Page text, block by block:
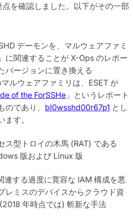
を確認しました。以下がその一部
デーモンを、マルウェアファミ
に関連することが X-Ops のレポー
バージョンに置き換える
ルウェアファミリは、ESET が
of the ForSSHe 」というレポート
のであり、 bl0wsshd00r67p1 とし
ます。
ス型トロイの木馬 (RAT) である
版および Linux 版
連する過度に寛容な IAM 構成を悪
レミスのデバイスからクラウド資
年時点では) 斬新な手法